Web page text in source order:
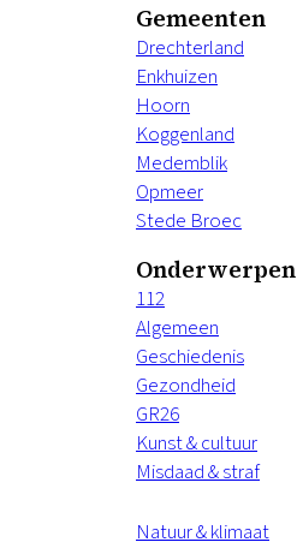
Gemeenten
Drechterland
Enkhuizen
Hoorn
Koggenland
Medemblik
Opmeer
Stede Broec
Onderwerpen
112
Algemeen
Geschiedenis
Gezondheid
GR26
Kunst & cultuur
Misdaad & straf
Natuur & klimaat